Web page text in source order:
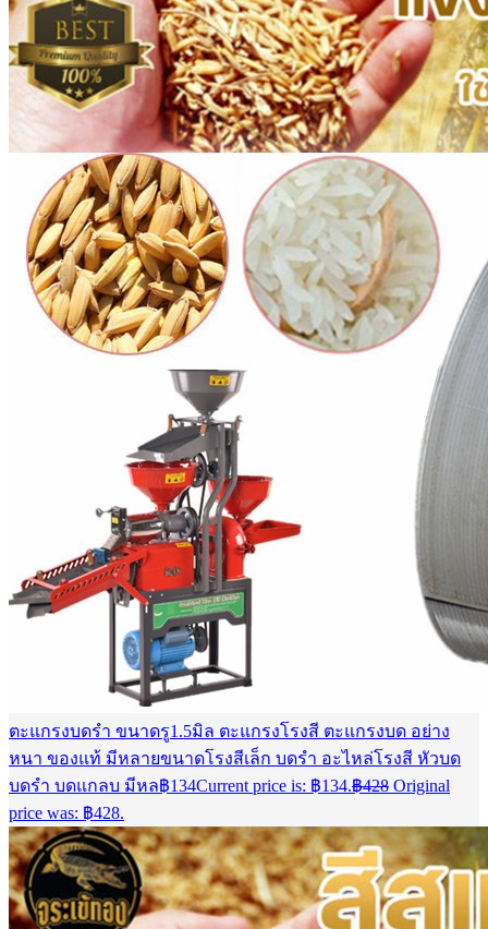
ตะแกรงบดรำ ขนาดรู1.5มิล ตะแกรงโรงสี ตะแกรงบด อย่าง
หนา ของแท้ มีหลายขนาดโรงสีเล็ก บดรำ อะไหล่โรงสี หัวบด
บดรำ บดแกลบ มีหล฿134Current price is: ฿134.฿428 Original
price was: ฿428.